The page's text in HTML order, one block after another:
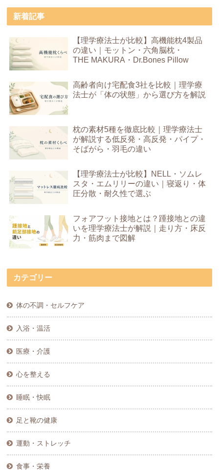
新着記事
【理学療法士が比較】高機能枕4製品
の違い｜モットン・六角脳枕・
THE MAKURA・Dr.Bones Pillow
高齢者向け宅配食3社を比較｜理学療
法士が「体の状態」から選び方を解説
枕の素材5種を徹底比較｜理学療法士
が解説する低反発・高反発・パイプ・
そばがら・羽毛の違い
【理学療法士が比較】NELL・ソムレ
スタ・エムリリーの違い｜寝返り・体
圧分散・耐久性で選ぶ
フォアフット接地とは？踵接地との違
いを理学療法士が解説｜走り方・床反
力・筋肉まで図解
カテゴリー
体の不調・セルフケア
入浴・温活
医療・介護
心を整える
睡眠・快眠
足と靴の健康
運動・ストレッチ
食事・栄養